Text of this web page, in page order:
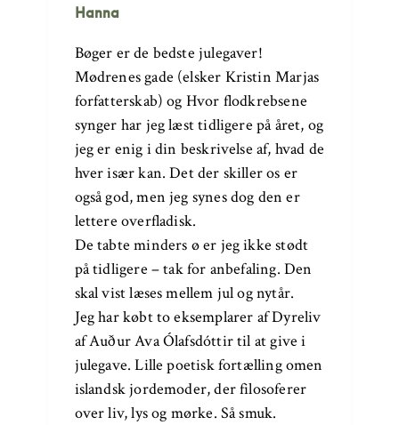
Hanna
Bøger er de bedste julegaver!
Mødrenes gade (elsker Kristin Marjas
forfatterskab) og Hvor flodkrebsene
synger har jeg læst tidligere på året, og
jeg er enig i din beskrivelse af, hvad de
hver især kan. Det der skiller os er
også god, men jeg synes dog den er
lettere overfladisk.
De tabte minders ø er jeg ikke stødt
på tidligere – tak for anbefaling. Den
skal vist læses mellem jul og nytår.
Jeg har købt to eksemplarer af Dyreliv
af Auður Ava Ólafsdóttir til at give i
julegave. Lille poetisk fortælling omen
islandsk jordemoder, der filosoferer
over liv, lys og mørke. Så smuk.